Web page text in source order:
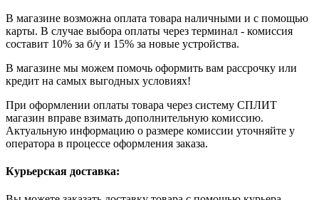
В магазине возможна оплата товара наличными и с помощью
карты. В случае выбора оплаты через терминал - комиссия
составит 10% за б/у и 15% за новые устройства.
В магазине мы можем помочь оформить вам рассрочку или
кредит на самых выгодных условиях!
При оформлении оплаты товара через систему СПЛИТ
магазин вправе взимать дополнительную комиссию.
Актуальную информацию о размере комиссии уточняйте у
оператора в процессе оформления заказа.
Курьерская доставка: